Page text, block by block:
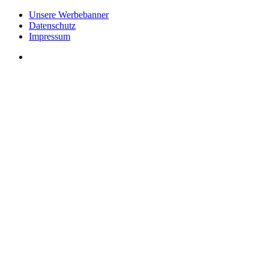
Unsere Werbebanner
Datenschutz
Impressum